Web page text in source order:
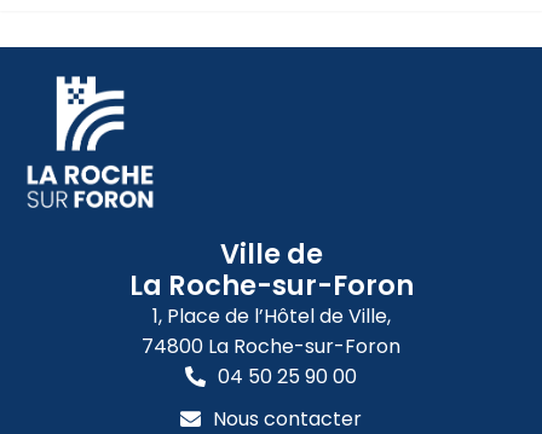
Ville de
La Roche-sur-Foron
1, Place de l’Hôtel de Ville,
74800 La Roche-sur-Foron
04 50 25 90 00
Nous contacter